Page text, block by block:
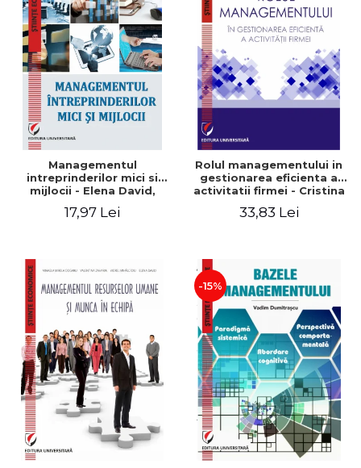
Managementul
intreprinderilor mici si
mijlocii - Elena David,
Roxana Carmen Ionescu,
17,97 Lei
Rolul managementului in
gestionarea eficienta a
activitatii firmei - Cristina
Gabriel Nastase, Mihaela-
33,83 Lei
-15%